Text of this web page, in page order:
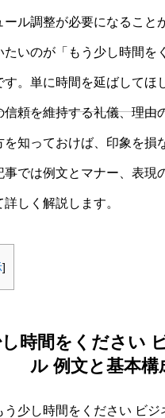
ール調整が必要になること
たいのが「もう少し時間を
す。単に時間を延ばしてほ
信頼を維持する礼儀、理由
を知っておけば、印象を損
事では例文とマナー、表現
詳しく解説します。
]
時間をください
ル 例文と基本構
う少し時間をください ビジ